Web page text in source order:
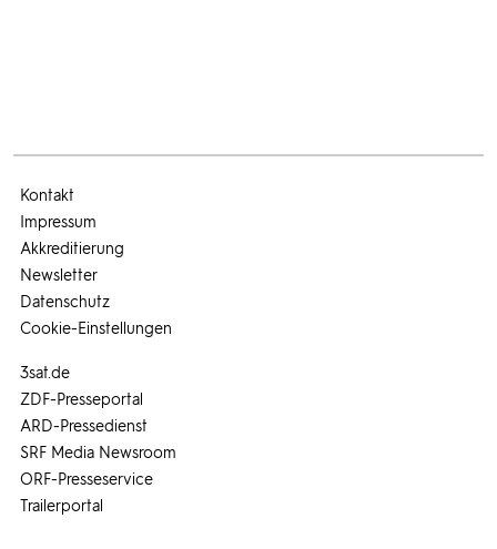
3sat.de
ZDF-Presseportal
ARD-Pressedienst
SRF Media Newsroom
ORF-Presseservice
Trailerportal
Kontakt
Impressum
Akkreditierung
Newsletter
Datenschutz
Cookie-Einstellungen